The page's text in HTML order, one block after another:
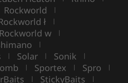
Rockworld |
ł |
Rockworld w |
|
| Solar | Sonik |
| Sportex | Spro |
| StickyBaits |